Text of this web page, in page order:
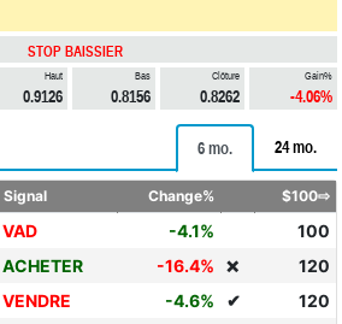
STOP BAISSIER
Haut
0.9126
Bas
0.8156
Clôture
0.8262
Gain%
-4.06%
6 mo. 24 mo.
Signal Change% $100⇨
VAD -4.1%
100
ACHETER -16.4% ❌
120
VENDRE -4.6% ✔
120